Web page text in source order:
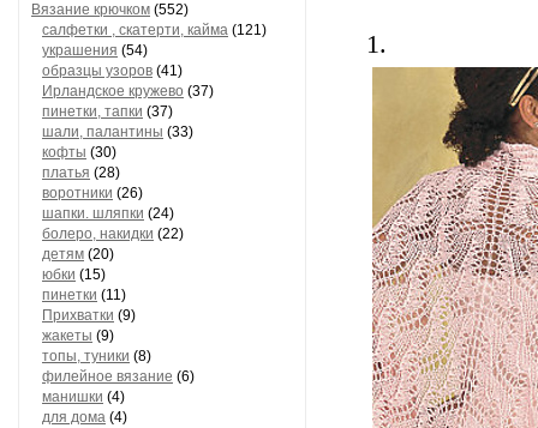
Вязание крючком (552)
салфетки , скатерти, кайма (121)
украшения (54)
образцы узоров (41)
Ирландское кружево (37)
пинетки, тапки (37)
шали, палантины (33)
кофты (30)
платья (28)
воротники (26)
шапки. шляпки (24)
болеро, накидки (22)
детям (20)
юбки (15)
пинетки (11)
Прихватки (9)
жакеты (9)
топы, туники (8)
филейное вязание (6)
манишки (4)
для дома (4)
1.